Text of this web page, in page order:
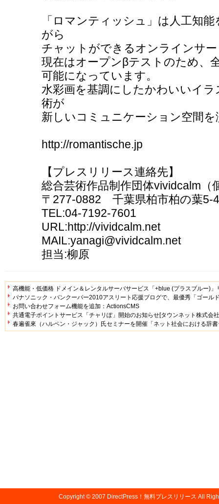
「ロマンティッシュ」は人工知
がら
チャットができるオンラインサ
現在はオープンβテストのため、
可能になっています。
水彩画を基調にしたかわいいイ
術が
新しいコミュニケーション空間
http://romantische.jp
【プレスリリース連絡先】
総合芸術作品制作団体vividcalm（
〒277-0882 千葉県柏市柏の葉5-
TEL:04-7192-7601
URL:http://vividcalm.net
MAIL:yanagi@vividcalm.net
担当:柳原
高機能・低価格 ドメイン＆レンタルサーバサービス「+blue (プラスブルー)」
パナソニック・バンクーバー2010アスリート応援ブログで、最優秀「ゴール
お問い合わせフォーム機能を追加：ActionsCMS
共通電子ポイントサービス「チャリぽ」開始のお知らせ[タウンネット株式会
春遍雀來（ハルペン・ジャック）氏セミナーを開催「ネット社会における辞
Copyright © 2007 DirectPress！無料プレスリリース All